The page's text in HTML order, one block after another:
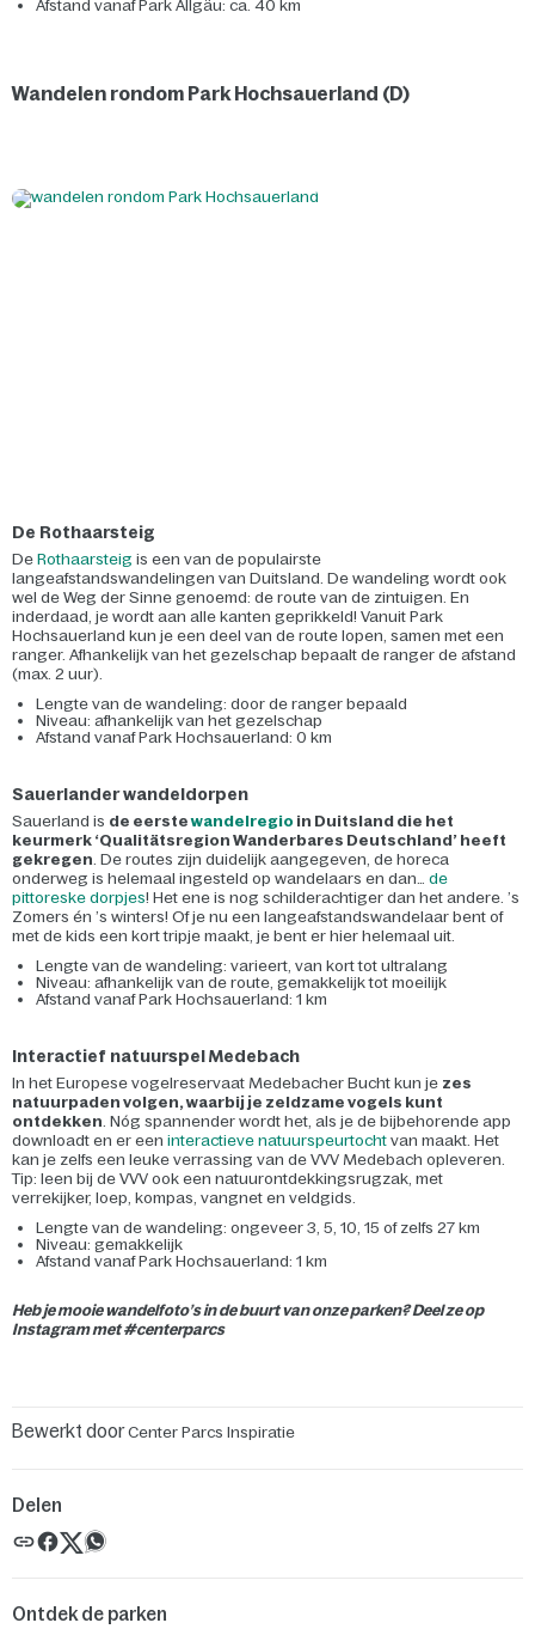
Afstand vanaf Park Allgäu: ca. 40 km
Wandelen rondom Park Hochsauerland (D)
De Rothaarsteig
De Rothaarsteig is een van de populairste
langeafstandswandelingen van Duitsland. De wandeling wordt ook
wel de Weg der Sinne genoemd: de route van de zintuigen. En
inderdaad, je wordt aan alle kanten geprikkeld! Vanuit Park
Hochsauerland kun je een deel van de route lopen, samen met een
ranger. Afhankelijk van het gezelschap bepaalt de ranger de afstand
(max. 2 uur).
Lengte van de wandeling: door de ranger bepaald
Niveau: afhankelijk van het gezelschap
Afstand vanaf Park Hochsauerland: 0 km
Sauerlander wandeldorpen
Sauerland is de eerstewandelregio in Duitsland die het
keurmerk ‘Qualitätsregion Wanderbares Deutschland’ heeft
gekregen. De routes zijn duidelijk aangegeven, de horeca
onderweg is helemaal ingesteld op wandelaars en dan… de
pittoreske dorpjes! Het ene is nog schilderachtiger dan het andere. ’s
Zomers én ’s winters! Of je nu een langeafstandswandelaar bent of
met de kids een kort tripje maakt, je bent er hier helemaal uit.
Lengte van de wandeling: varieert, van kort tot ultralang
Niveau: afhankelijk van de route, gemakkelijk tot moeilijk
Afstand vanaf Park Hochsauerland: 1 km
Interactief natuurspel Medebach
In het Europese vogelreservaat Medebacher Bucht kun je zes
natuurpaden volgen, waarbij je zeldzame vogels kunt
ontdekken. Nóg spannender wordt het, als je de bijbehorende app
downloadt en er een interactieve natuurspeurtocht van maakt. Het
kan je zelfs een leuke verrassing van de VVV Medebach opleveren.
Tip: leen bij de VVV ook een natuurontdekkingsrugzak, met
verrekijker, loep, kompas, vangnet en veldgids.
Lengte van de wandeling: ongeveer 3, 5, 10, 15 of zelfs 27 km
Niveau: gemakkelijk
Afstand vanaf Park Hochsauerland: 1 km
Heb je mooie wandelfoto’s in de buurt van onze parken? Deel ze op
Instagram met #centerparcs
Bewerkt doorCenter Parcs Inspiratie
Ontdek de parken
Delen